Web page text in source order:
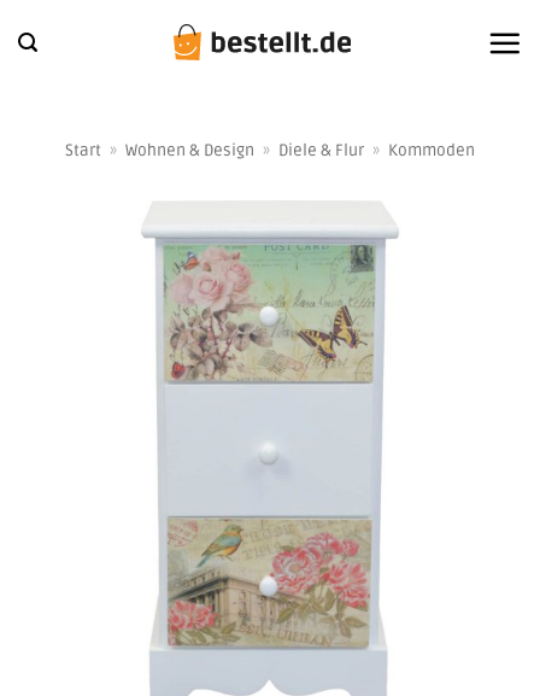
Inhalt
Start » Wohnen & Design » Diele & Flur » Kommoden